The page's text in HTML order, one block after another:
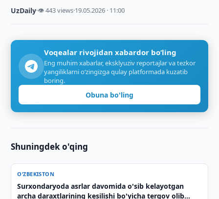
UzDaily·👁 443 views·19.05.2026 · 11:00
Voqealar rivojidan xabardor bo‘ling
Eng muhim xabarlar, eksklyuziv reportajlar va tezkor
yangiliklarni o‘zingizga qulay platformada kuzatib
boring.
Obuna bo'ling
Shuningdek o'qing
O‘ZBEKISTON
Surxondaryoda asrlar davomida o'sib kelayotgan
archa daraxtlarining kesilishi bo'yicha tergov olib